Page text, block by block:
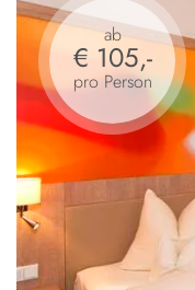
ab
€ 105,-
pro Person